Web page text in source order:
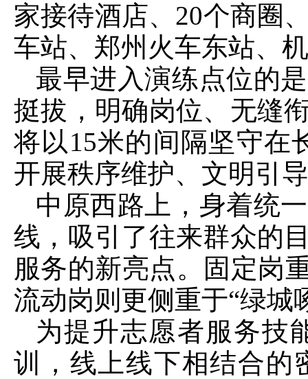
家接待酒店、20个商圈
车站、郑州火车东站、
最早进入演练点位的
挺拔，明确岗位、无缝
将以15米的间隔坚守在
开展秩序维护、文明引
中原西路上，身着统
线，吸引了往来群众的
服务的新亮点。固定岗
流动岗则更侧重于“绿城
为提升志愿者服务技
训，线上线下相结合的